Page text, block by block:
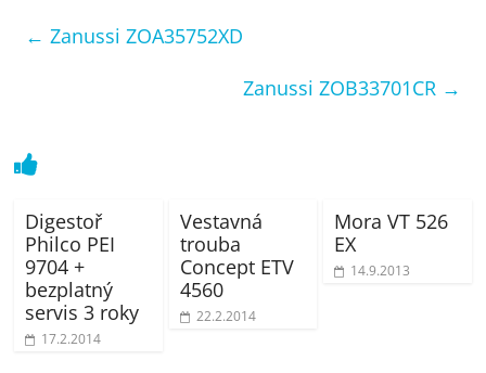
bazény
← Zanussi ZOA35752XD
Zanussi ZOB33701CR →
Digestoř
Philco PEI
9704 +
bezplatný
servis 3 roky
17.2.2014
Vestavná
trouba
Concept ETV
4560
22.2.2014
Mora VT 526
EX
14.9.2013